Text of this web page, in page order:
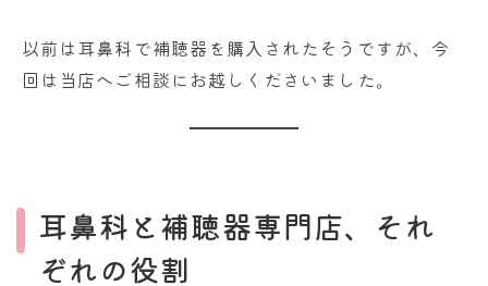
以前は耳鼻科で補聴器を購入されたそうですが、今
回は当店へご相談にお越しくださいました。
耳鼻科と補聴器専門店、それ
ぞれの役割